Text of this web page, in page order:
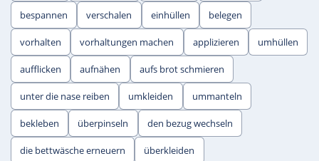
bespannen verschalen einhüllen belegen
vorhalten vorhaltungen machen applizieren umhüllen
aufflicken aufnähen aufs brot schmieren
unter die nase reiben umkleiden ummanteln
bekleben überpinseln den bezug wechseln
die bettwäsche erneuern überkleiden